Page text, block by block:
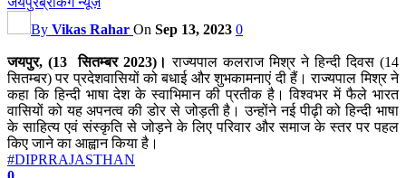
By Vikas Rahar On Sep 13, 2023 0
जयपुर, (13 सितम्बर 2023)। राज्यपाल कलराज मिश्र ने हिन्दी दिवस (14
सितम्बर) पर प्रदेशवासियों को बधाई और शुभकामनाएं दी हैं। राज्यपाल मिश्र ने
कहा कि हिन्दी भाषा देश के स्वाभिमान की प्रतीक है। विश्वभर में फैले भारत
वासियों को यह अपनत्व की डोर से जोड़ती है। उन्होंने नई पीढ़ी को हिन्दी भाषा
के साहित्य एवं संस्कृति से जोड़ने के लिए परिवार और समाज के स्तर पर पहल
किए जाने का आह्वान किया है।
#DIPRRAJASTHAN